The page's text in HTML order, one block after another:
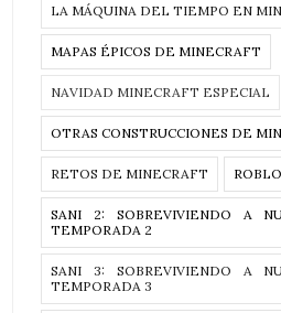
LA MÁQUINA DEL TIEMPO EN
MAPAS ÉPICOS DE MINECRAFT
NAVIDAD MINECRAFT ESPECIAL
OTRAS CONSTRUCCIONES DE
RETOS DE MINECRAFT
SANI 2: SOBREVIVIENDO A
TEMPORADA 2
SANI 3: SOBREVIVIENDO A
TEMPORADA 3